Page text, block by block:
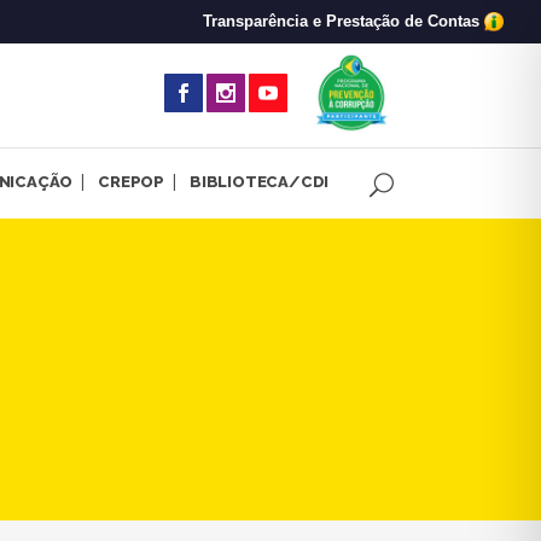
Transparência e Prestação de Contas
CREPOP BIBLIOTECA/CDI
e de repúdio aos